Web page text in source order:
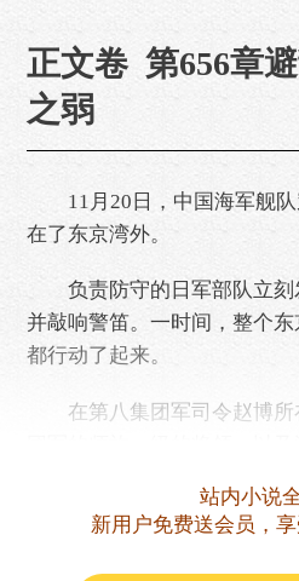
正文卷 第656章
之弱
11月20日，中国海军舰队
在了东京湾外。
负责防守的日军部队立刻
并敲响警笛。一时间，整个
都行动了起来。
在第八集团军司令赵博所
站内小说
新用户免费送会员，